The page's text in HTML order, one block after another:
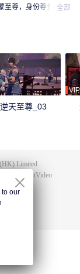
至尊，身份尊贵，属
并诅咒其万世轮
最疼爱的徒儿灵霞天
后一世转生到了谭云
之人需要受到生死刺
并被殴打，在将死
鸿蒙神胎，逆天改
升修为。谭云先是
全部
逆天至尊_03
VIP
Limited.
TencentVideo
to our